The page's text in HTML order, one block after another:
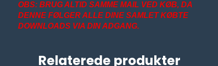
OBS: BRUG ALTID SAMME MAIL VED KØB, DA
DENNE FØLGER ALLE DINE SAMLET KØBTE
DOWNLOADS VIA DIN ADGANG.
Relaterede produkter